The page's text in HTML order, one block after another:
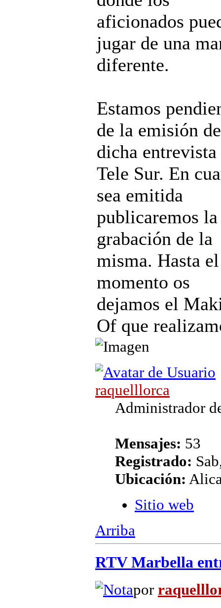
aficionados
jugar de una
diferente.
Estamos
de la emisión de
dicha entrevista
Tele Sur. En
sea emitida
publicaremos la
grabación de la
misma. Hasta el
momento os
dejamos el
Of que
raquelllorca
Administrador
Mensajes: 53
Registrado:
Ubicación:
Sitio web
Arriba
RTV Marbella
por